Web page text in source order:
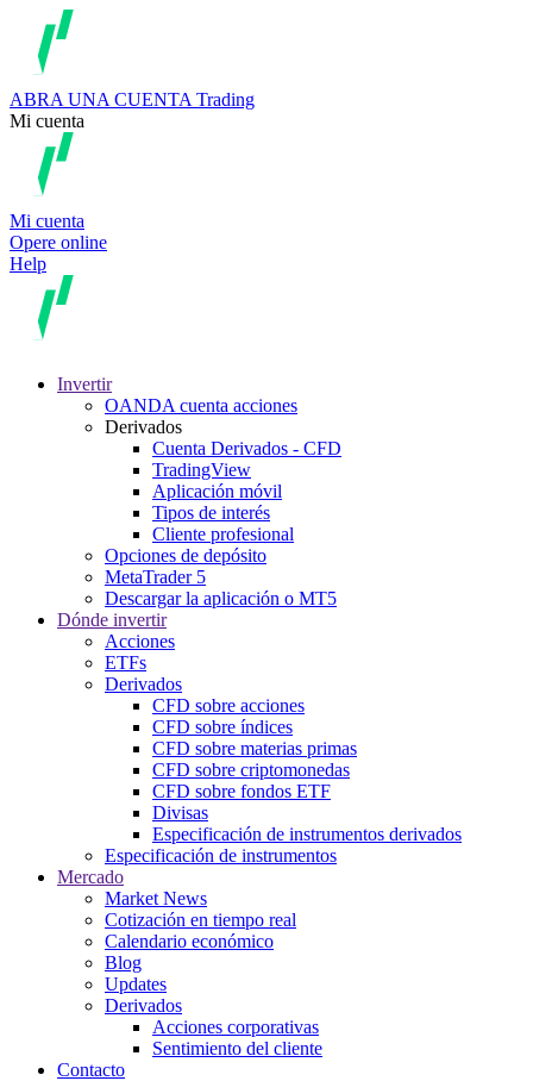
ABRA UNA CUENTA Trading
Mi cuenta
Mi cuenta
Opere online
Help
Invertir
OANDA cuenta acciones
Derivados
Cuenta Derivados - CFD
TradingView
Aplicación móvil
Tipos de interés
Cliente profesional
Opciones de depósito
MetaTrader 5
Descargar la aplicación o MT5
Dónde invertir
Acciones
ETFs
Derivados
CFD sobre acciones
CFD sobre índices
CFD sobre materias primas
CFD sobre criptomonedas
CFD sobre fondos ETF
Divisas
Especificación de instrumentos derivados
Especificación de instrumentos
Mercado
Market News
Cotización en tiempo real
Calendario económico
Blog
Updates
Derivados
Acciones corporativas
Sentimiento del cliente
Contacto